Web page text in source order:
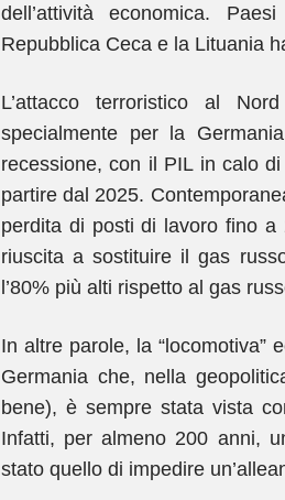
dell’attività economica.
Repubblica Ceca e la Lituania
L’attacco terroristico al
specialmente per la
recessione, con il PIL in calo
partire dal 2025.
perdita di posti di lavoro fino a
riuscita a sostituire il gas
l’80% più alti rispetto al gas
In altre parole, la “locomotiva”
Germania che, nella
bene), è sempre stata vista
Infatti, per almeno 200 anni,
stato quello di impedire